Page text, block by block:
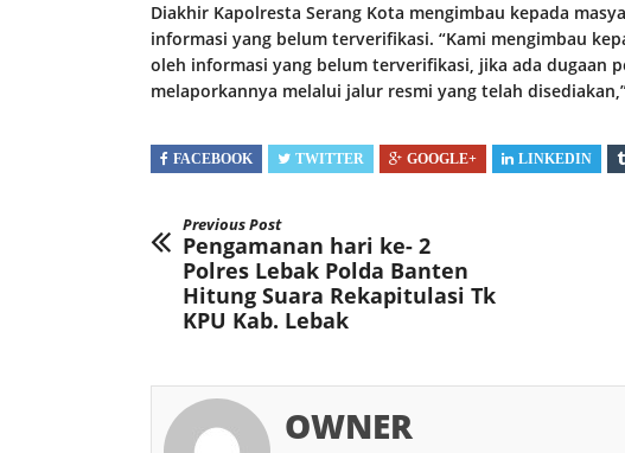
Diakhir Kapolresta Serang Kota mengimbau kepada
informasi yang belum terverifikasi. “Kami mengimbau
oleh informasi yang belum terverifikasi, jika ada dugaan
melaporkannya melalui jalur resmi yang telah
FACEBOOK TWITTER GOOGLE+ LINKEDIN
Previous Post
Pengamanan hari ke- 2
Polres Lebak Polda Banten
Hitung Suara Rekapitulasi Tk
KPU Kab. Lebak
OWNER